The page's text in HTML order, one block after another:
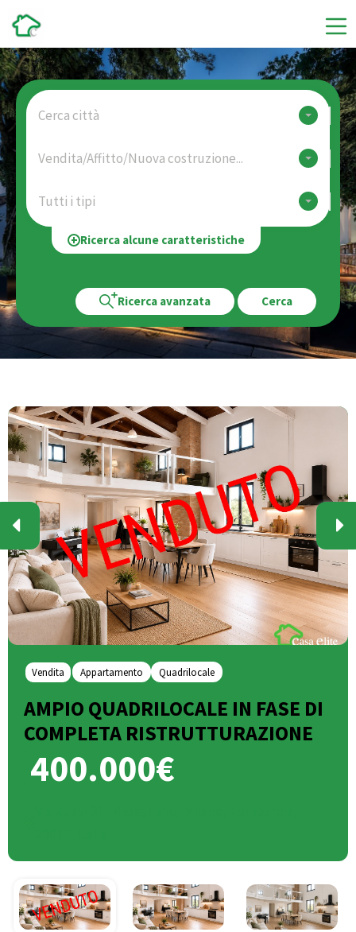
Cerca città
Vendita/Affitto/Nuova costruzione...
Tutti i tipi
Ricerca alcune caratteristiche
Ricerca avanzata Cerca
Vendita Appartamento Quadrilocale
AMPIO QUADRILOCALE IN FASE DI
COMPLETA RISTRUTTURAZIONE
400.000€